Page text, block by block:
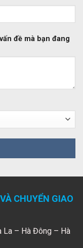
đề mà bạn đang
CHUYỂN GIAO
La – Hà Đông – Hà